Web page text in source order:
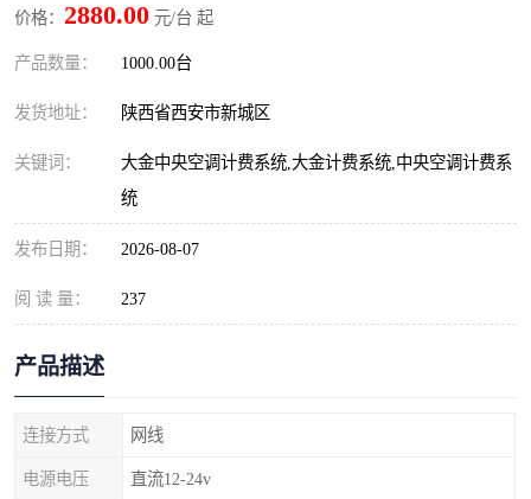
价格： 2880.00 元/台 起
产品数量： 1000.00台
发货地址： 陕西省西安市新城区
关键词：
大金中央空调计费系统,大金计费系统,中央空调计费系
统
发布日期： 2026-08-07
阅 读 量： 237
产品描述
连接方式 网线
电源电压 直流12-24v